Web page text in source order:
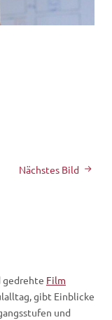
Nächstes Bild
gedrehte Film
gibt Einblicke
und